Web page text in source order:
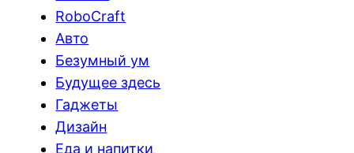
RoboCraft
Авто
Безумный ум
Будущее здесь
Гаджеты
Дизайн
Еда и напитки